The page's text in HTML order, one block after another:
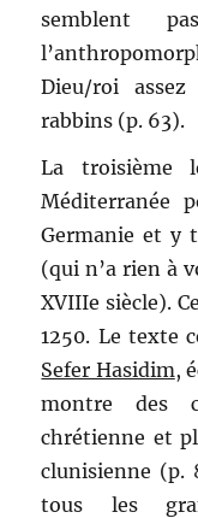
semblent
Dieu/roi
rabbins (p. 63).
La troisième
Méditerranée
Germanie et y
(qui n’a rien à
XVIIIe siècle).
1250. Le texte
Sefer Hasidim,
montre des
chrétienne et
clunisienne (p.
tous les